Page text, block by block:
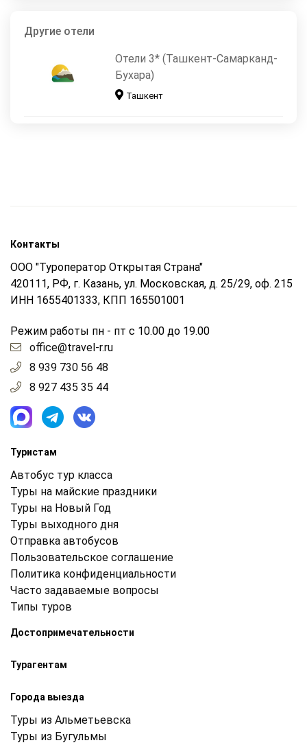
Другие отели
Отели 3* (Ташкент-Самарканд-
Бухара)
Ташкент
Контакты
ООО "Туроператор Открытая Страна"
420111, РФ, г. Казань, ул. Московская, д. 25/29, оф. 215
ИНН 1655401333, КПП 165501001
Режим работы пн - пт с 10.00 до 19.00
office@travel-r.ru
8 939 730 56 48
8 927 435 35 44
Туристам
Автобус тур класса
Туры на майские праздники
Туры на Новый Год
Туры выходного дня
Отправка автобусов
Пользовательское соглашение
Политика конфиденциальности
Часто задаваемые вопросы
Типы туров
Достопримечательности
Турагентам
Города выезда
Туры из Альметьевска
Туры из Бугульмы